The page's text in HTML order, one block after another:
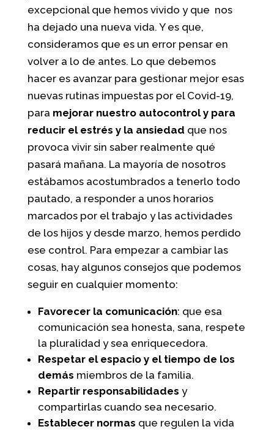
excepcional que hemos vivido y que nos
ha dejado una nueva vida. Y es que,
consideramos que es un error pensar en
volver a lo de antes. Lo que debemos
hacer es avanzar para gestionar mejor esas
nuevas rutinas impuestas por el Covid-19,
para mejorar nuestro autocontrol y para
reducir el estrés y la ansiedad que nos
provoca vivir sin saber realmente qué
pasará mañana. La mayoría de nosotros
estábamos acostumbrados a tenerlo todo
pautado, a responder a unos horarios
marcados por el trabajo y las actividades
de los hijos y desde marzo, hemos perdido
ese control. Para empezar a cambiar las
cosas, hay algunos consejos que podemos
seguir en cualquier momento:
Favorecer la comunicación: que esa
comunicación sea honesta, sana, respete
la pluralidad y sea enriquecedora.
Respetar el espacio y el tiempo de los
demás miembros de la familia.
Repartir responsabilidades y
compartirlas cuando sea necesario.
Establecer normas que regulen la vida